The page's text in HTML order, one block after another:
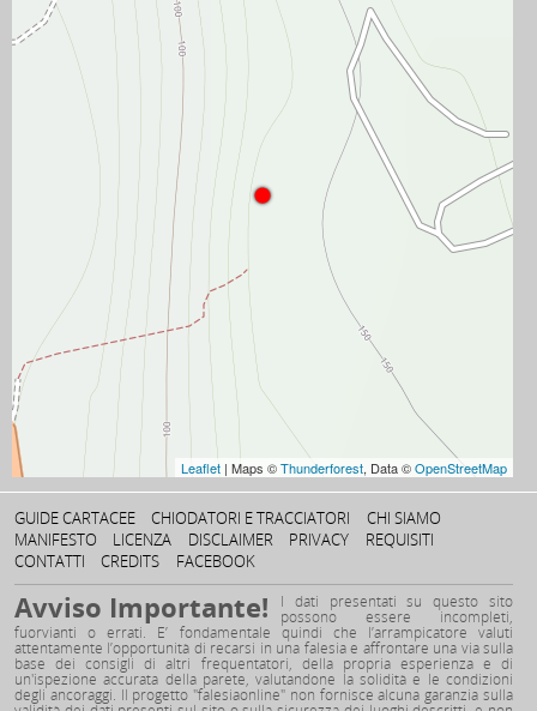
Leaflet | Maps ©Thunderforest, Data ©OpenStreetMap
GUIDE CARTACEE CHIODATORI E TRACCIATORI
CHI SIAMO
MANIFESTO
LICENZA DISCLAIMER PRIVACY
REQUISITI
CONTATTI
CREDITS FACEBOOK
Avviso Importante! I dati presentati su questo sito
possono essere incompleti,
fuorvianti o errati. E’ fondamentale quindi che l’arrampicatore valuti
attentamente l’opportunità di recarsi in una falesia e affrontare una via sulla
base dei consigli di altri frequentatori, della propria esperienza e di
un'ispezione accurata della parete, valutandone la solidità e le condizioni
degli ancoraggi. Il progetto "falesiaonline" non fornisce alcuna garanzia sulla